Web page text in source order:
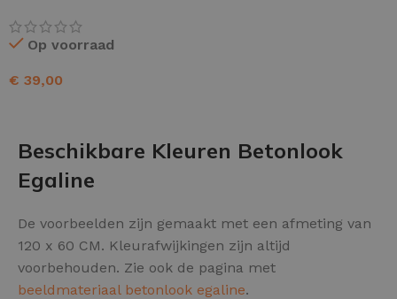
Op voorraad
€ 39,00
Beschikbare Kleuren Betonlook
Egaline
De voorbeelden zijn gemaakt met een afmeting van
120 x 60 CM. Kleurafwijkingen zijn altijd
voorbehouden. Zie ook de pagina met
beeldmateriaal betonlook egaline.